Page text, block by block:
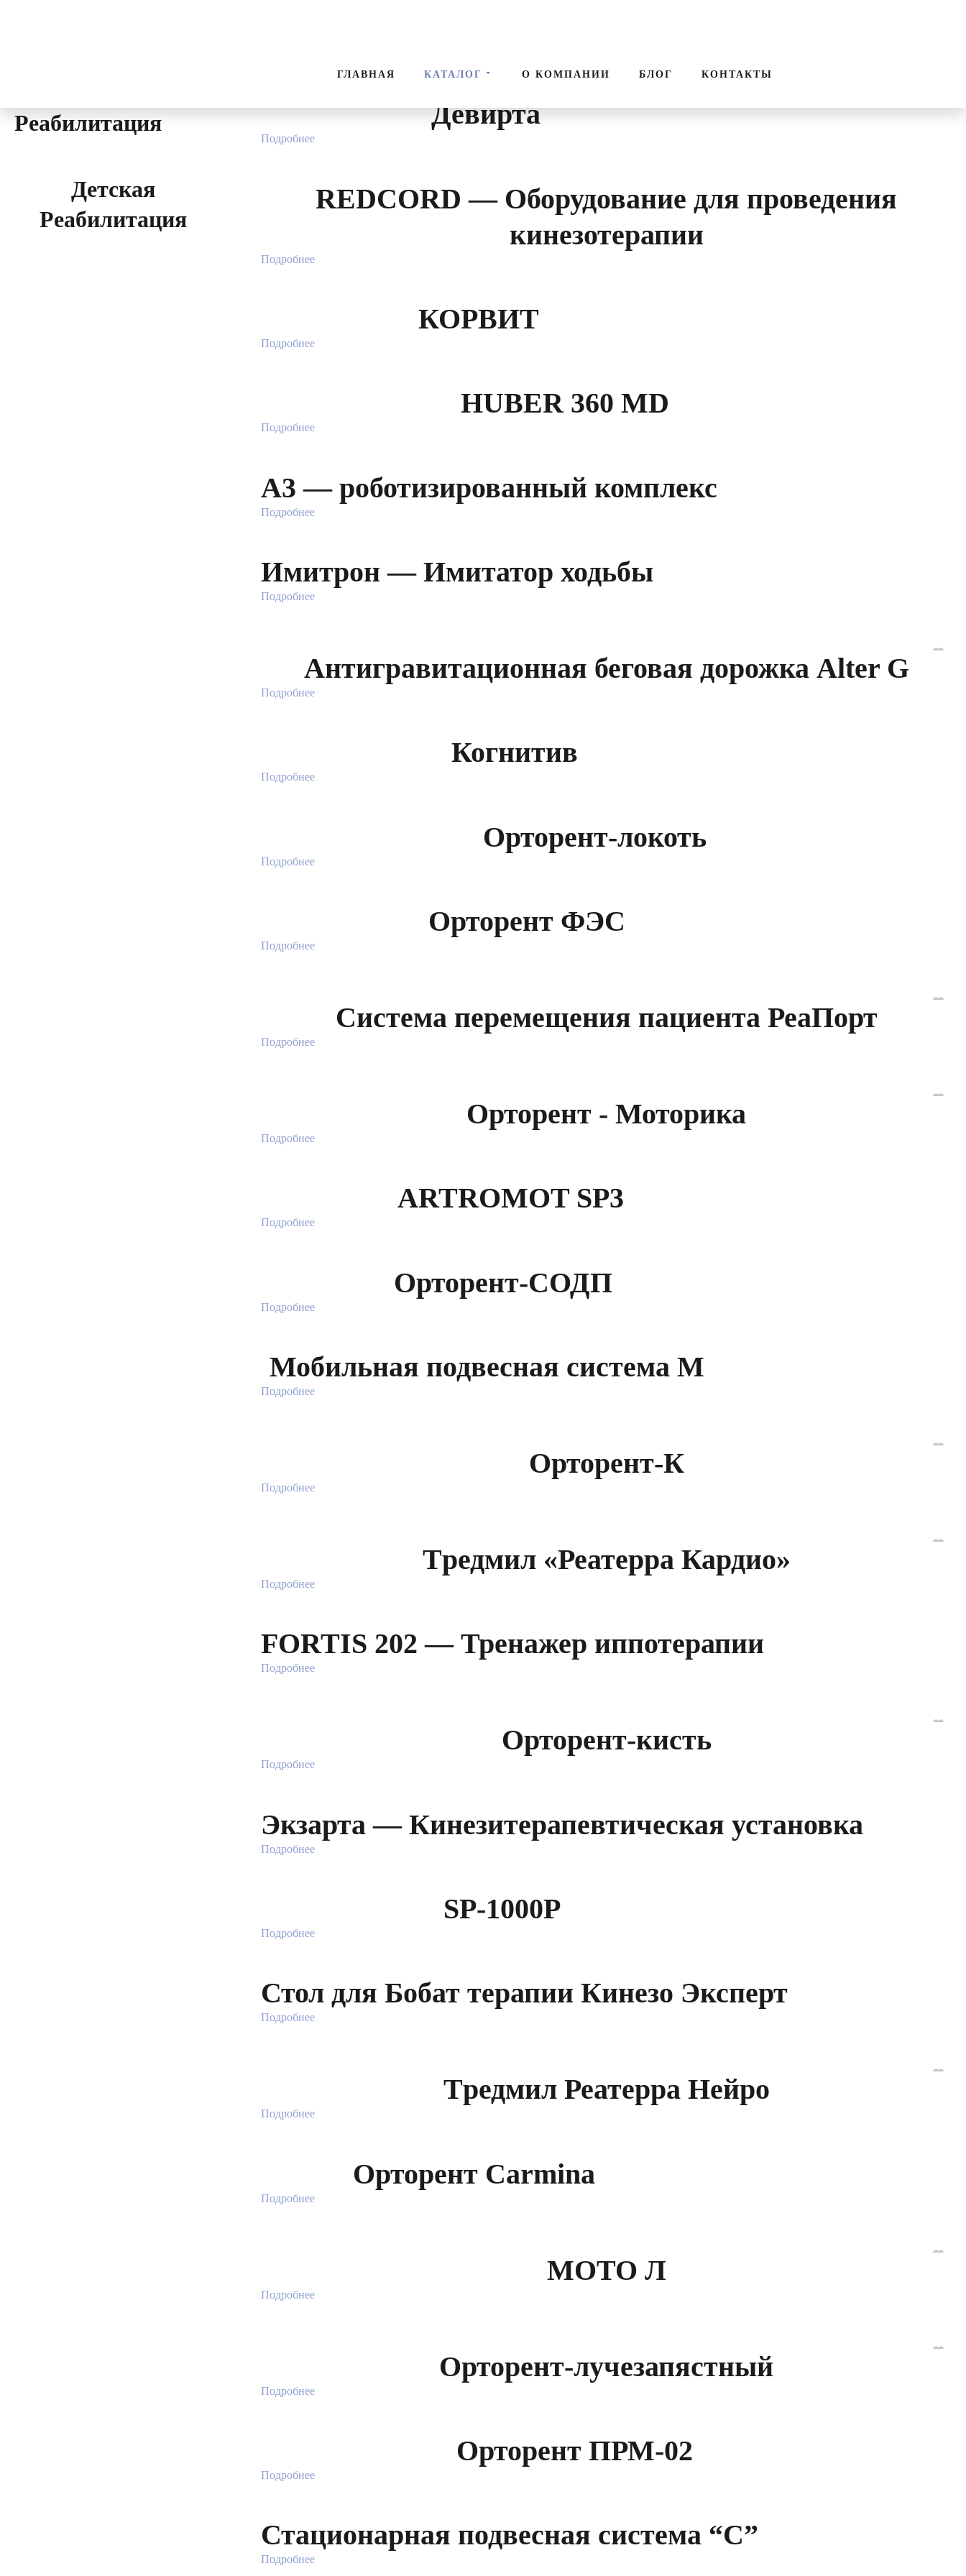
ГЛАВНАЯ КАТАЛОГ О КОМПАНИИ БЛОГ КОНТАКТЫ
Реабилитация
Детская
Реабилитация
Девирта
Подробнее
REDCORD — Оборудование для проведения
кинезотерапии
Подробнее
КОРВИТ
Подробнее
HUBER 360 MD
Подробнее
А3 — роботизированный комплекс
Подробнее
Имитрон — Имитатор ходьбы
Подробнее
Антигравитационная беговая дорожка Alter G
Подробнее
Когнитив
Подробнее
Орторент-локоть
Подробнее
Орторент ФЭС
Подробнее
Система перемещения пациента РеаПорт
Подробнее
Орторент - Моторика
Подробнее
ARTROMOT SP3
Подробнее
Орторент-СОДП
Подробнее
Мобильная подвесная система М
Подробнее
Орторент-К
Подробнее
Tредмил «Реатерра Кардио»
Подробнее
FORTIS 202 — Тренажер иппотерапии
Подробнее
Орторент-кисть
Подробнее
Экзарта — Кинезитерапевтическая установка
Подробнее
SP-1000P
Подробнее
Стол для Бобат терапии Кинезо Эксперт
Подробнее
Tредмил Реатерра Нейро
Подробнее
Орторент Carmina
Подробнее
МОТО Л
Подробнее
Орторент-лучезапястный
Подробнее
Орторент ПРМ-02
Подробнее
Стационарная подвесная система “C”
Подробнее